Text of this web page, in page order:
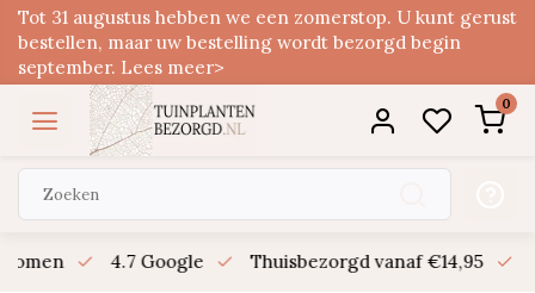
Tot 31 augustus hebben we een zomerstop. U kunt gerust
bestellen, maar uw bestelling wordt bezorgd begin
september. Lees meer>
0
4.7 Google Thuisbezorgd vanaf €14,95